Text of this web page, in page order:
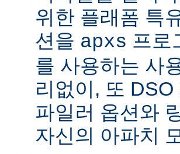
위한 플래폼 특
션을 apxs 프로
를 사용하는 사
리없이, 또
파일러 옵션와
자신의 아파치